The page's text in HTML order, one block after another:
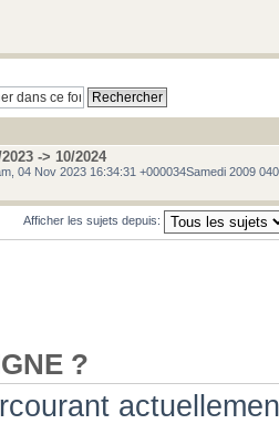
-> 10/2024
04 Nov 2023 16:34:31 +000034Samedi 2009
Afficher les sujets depuis:
?